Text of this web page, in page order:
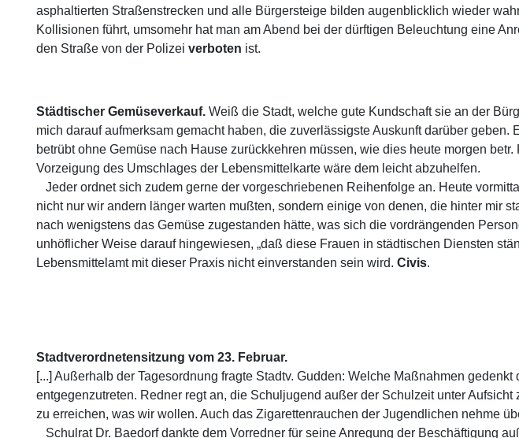
asphaltierten Straßenstrecken und alle Bürgersteige bilden augenblicklich wieder
Kollisionen führt, umsomehr hat man am Abend bei der dürftigen Beleuchtung eine
den Straße von der Polizei verboten ist.
Städtischer Gemüseverkauf. Weiß die Stadt, welche gute Kundschaft sie an der
mich darauf aufmerksam gemacht haben, die zuverlässigste Auskunft darüber
betrübt ohne Gemüse nach Hause zurückkehren müssen, wie dies heute morgen
Vorzeigung des Umschlages der Lebensmittelkarte wäre dem leicht abzuhelfen.
Jeder ordnet sich zudem gerne der vorgeschriebenen Reihenfolge an. Heute
nicht nur wir andern länger warten mußten, sondern einige von denen, die hinter mir
nach wenigstens das Gemüse zugestanden hätte, was sich die vordrängenden
unhöflicher Weise darauf hingewiesen, „daß diese Frauen in städtischen Diensten
Lebensmittelamt mit dieser Praxis nicht einverstanden sein wird. Civis.
Stadtverordnetensitzung vom 23. Februar.
[...] Außerhalb der Tagesordnung fragte Stadtv. Gudden: Welche Maßnahmen
entgegenzutreten. Redner regt an, die Schuljugend außer der Schulzeit unter
zu erreichen, was wir wollen. Auch das Zigarettenrauchen der Jugendlichen nehme
Schulrat Dr. Baedorf dankte dem Vorredner für seine Anregung der Beschäftigung